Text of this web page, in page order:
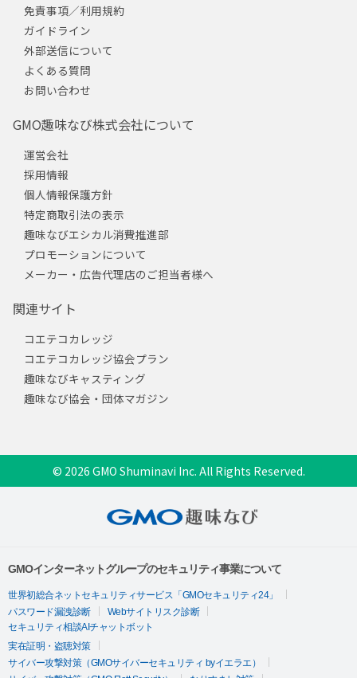
免責事項／利用規約
ガイドライン
外部送信について
よくある質問
お問い合わせ
GMO趣味なび株式会社について
運営会社
採用情報
個人情報保護方針
特定商取引法の表示
趣味なびエシカル消費推進部
プロモーションについて
メーカー・広告代理店のご担当者様へ
関連サイト
コエテコカレッジ
コエテコカレッジ協会プラン
趣味なびキャスティング
趣味なび協会・団体マガジン
© 2026 GMO Shuminavi Inc. All Rights Reserved.